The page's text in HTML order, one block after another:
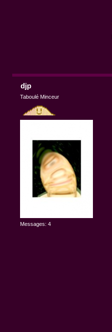
djp
Taboulé Minceur
Messages: 4